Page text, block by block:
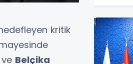
kritik
ve Belçika